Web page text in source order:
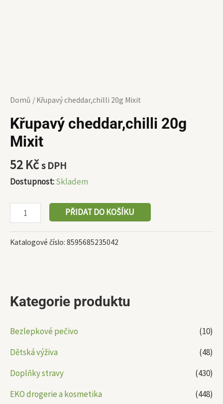
Kategorie produktu
Bezlepkové pečivo
(10)
Dětská výživa
(48)
Doplňky stravy
(430)
EKO drogerie a kosmetika
(448)
Domů / Křupavý cheddar,chilli 20g Mixit
Křupavý cheddar,chilli 20g
Mixit
52 Kčs DPH
Dostupnost:Skladem
PŘIDAT DO KOŠÍKU
Katalogové číslo: 8595685235042